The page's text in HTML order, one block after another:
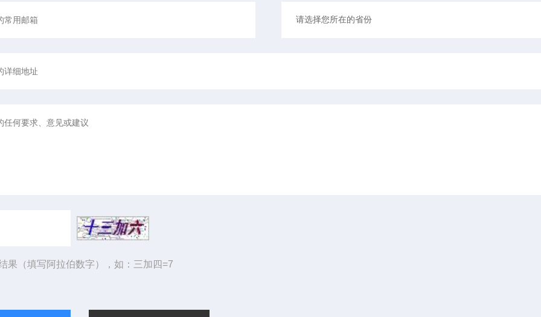
果（填写阿拉伯数字），如：三加四=7